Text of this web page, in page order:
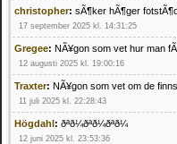
christopher: sÃ¶ker hÃ¶ger
17 september 2025 kl. 14:31:25
Gregee: NÃ¥gon som vet hur man
12 augusti 2025 kl. 19:00:16
Traxter: NÃ¥gon som vet om de
11 juli 2025 kl. 22:28:43
Högdahl: ðªð¼ðªð¼ðªð¼
12 juni 2025 kl. 23:53:36